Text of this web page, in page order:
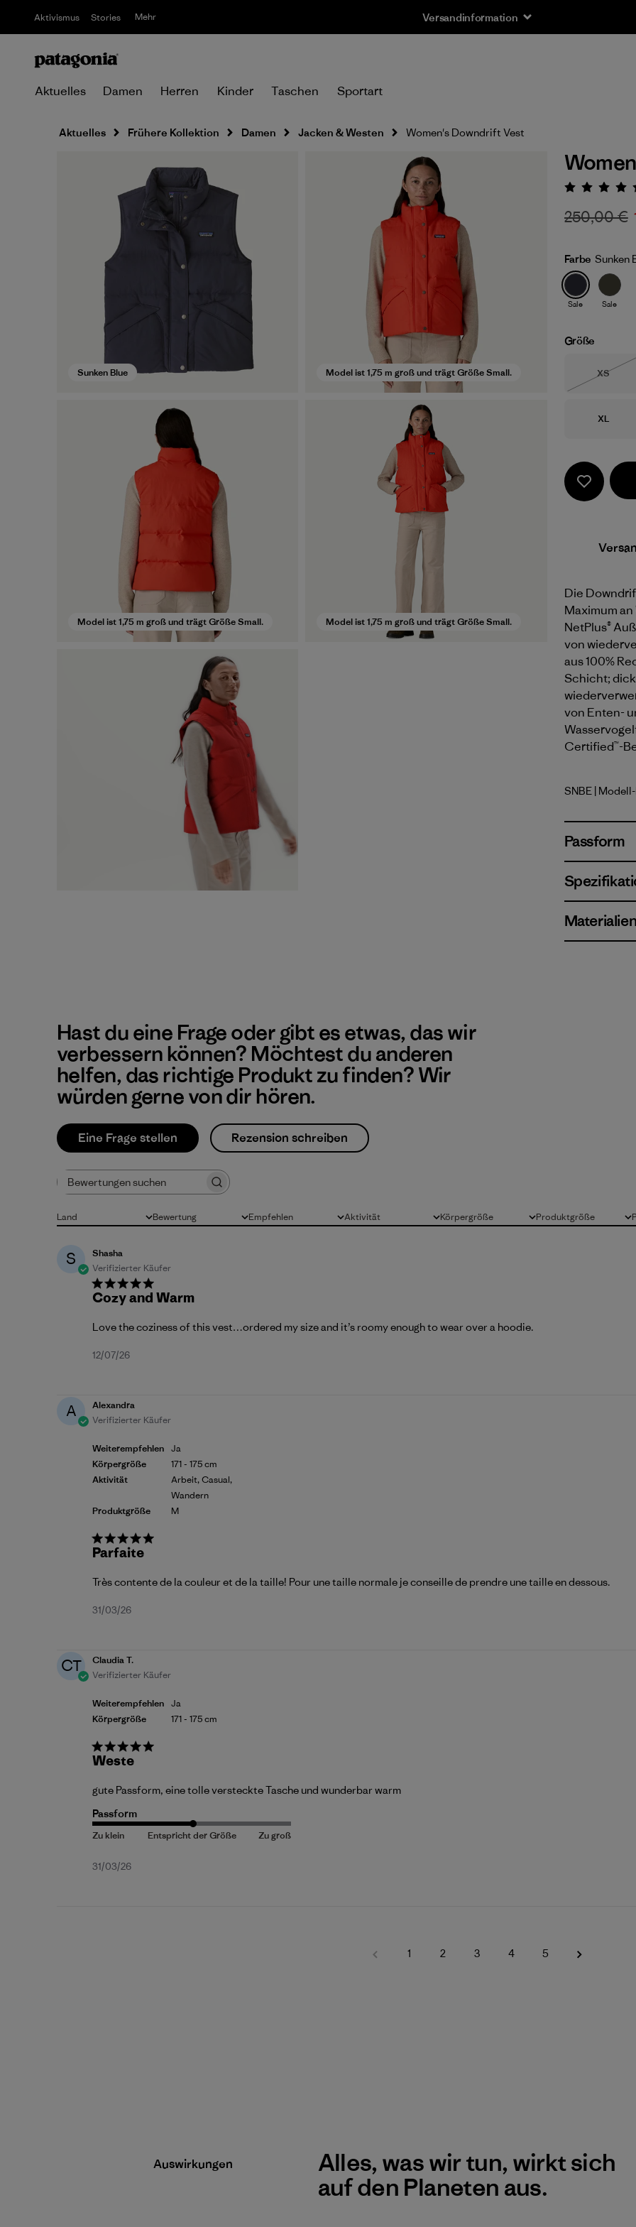
Aktivismus Stories Mehr Versandinformation
Aktuelles Damen Herren Kinder Taschen Sportart
Aktuelles Frühere Kollektion Damen Jacken & Westen Women's Downdrift Vest
Sunken Blue Model ist 1,75 m groß und trägt Größe Small.
Model ist 1,75 m groß und trägt Größe Small. Model ist 1,75 m groß und trägt Größe Small.
250,00 €
Farbe Sunken
Sale Sale
Größe
Größe
XS
Nicht
Größe
XL
Die
Maximum
NetPlus®
von
aus 100%
Schicht;
von Enten-
Certified™-
Sunken
SNBE |
Passform
Hast du eine Frage oder gibt es etwas, das wir
verbessern können? Möchtest du anderen
helfen, das richtige Produkt zu finden? Wir
würden gerne von dir hören.
Eine Frage stellen Rezension schreiben
Bewertungen suchen
Bewertung
Alle Bewertungen
Land
Alle Empfehlen
Alle Körpergröße
Alle Produktgröße
Alle
Aktivität
Alle
S
Shasha
Verifizierter Käufer
Cozy and Warm
Love the coziness of this vest…ordered my size and it’s roomy enough to wear over a hoodie.
Veröffentlichungsdatum
12/07/26
A
Alexandra
Verifizierter Käufer
Weiterempfehlen
Körpergröße
Aktivität
Produktgröße
Ja
171 - 175 cm
Arbeit, Casual,
Wandern
M
Parfaite
Très contente de la couleur et de la taille! Pour une taille normale je conseille de prendre une taille en dessous.
Veröffentlichungsdatum
31/03/26
CT
Claudia T.
Verifizierter Käufer
Weiterempfehlen
Körpergröße
Ja
171 - 175 cm
Weste
gute Passform, eine tolle versteckte Tasche und wunderbar warm
Passform
Veröffentlichungsdatum
31/03/26
1 2 3 4 5
Auswirkungen
Alles, was wir tun, wirkt sich
auf den Planeten aus.